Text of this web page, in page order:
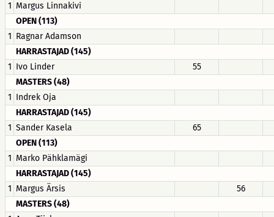
1 Margus Linnakivi
OPEN (113)
1 Ragnar Adamson
HARRASTAJAD (145)
1 Ivo Linder
55
MASTERS (48)
1 Indrek Oja
HARRASTAJAD (145)
1 Sander Kasela
65
OPEN (113)
1 Marko Pähklamägi
HARRASTAJAD (145)
1 Margus Ärsis
56
MASTERS (48)